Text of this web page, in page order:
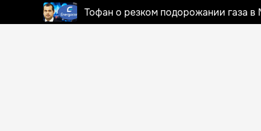
Тофан о резком подорожании газа в